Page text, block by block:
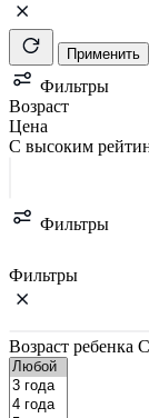
Применить
Фильтры
Возраст
Цена
С высоким
Фильтры
Фильтры
Возраст ребенка